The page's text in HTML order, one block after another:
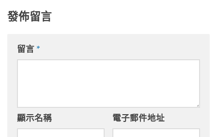
發佈留言
留言 *
顯示名稱 電子郵件地址